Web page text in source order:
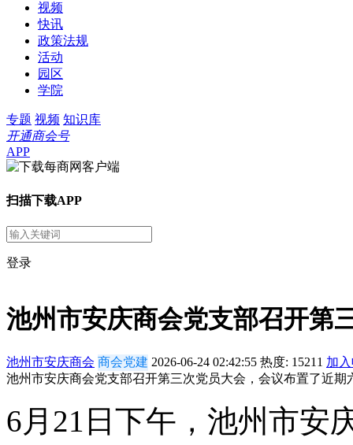
视频
快讯
政策法规
活动
园区
学院
专题 视频 知识库
开通商会号
APP
扫描下载APP
登录
池州市安庆商会党支部召开第
池州市安庆商会 商会党建 2026-06-24 02:42:55 热度: 15211 加
池州市安庆商会党支部召开第三次党员大会，会议布置了近
6月21日下午，池州市安